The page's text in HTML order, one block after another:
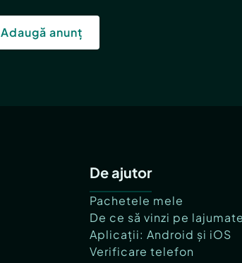
Adaugă anunț
De ajutor
Pachetele mele
De ce să vinzi pe
Aplicații: Android și iOS
Verificare telefon